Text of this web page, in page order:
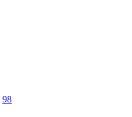
98